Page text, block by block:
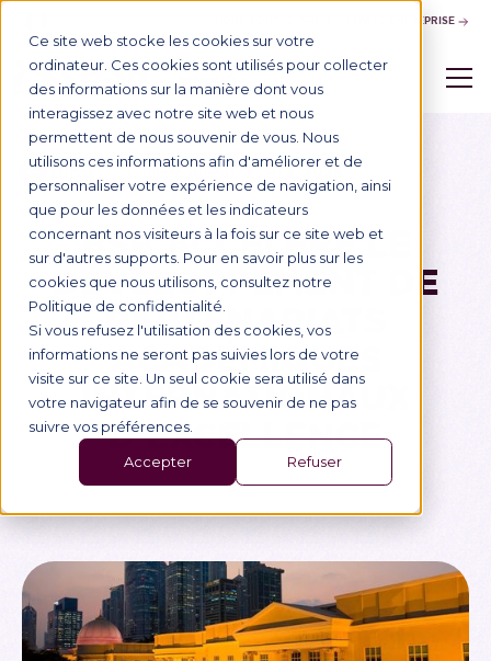
Ce site web stocke les cookies sur votre
ordinateur. Ces cookies sont utilisés pour collecter
des informations sur la manière dont vous
interagissez avec notre site web et nous
permettent de nous souvenir de vous. Nous
utilisons ces informations afin d'améliorer et de
personnaliser votre expérience de navigation, ainsi
que pour les données et les indicateurs
concernant nos visiteurs à la fois sur ce site web et
sur d'autres supports. Pour en savoir plus sur les
cookies que nous utilisons, consultez notre
Politique de confidentialité.
Si vous refusez l'utilisation des cookies, vos
informations ne seront pas suivies lors de votre
visite sur ce site. Un seul cookie sera utilisé dans
votre navigateur afin de se souvenir de ne pas
suivre vos préférences.
Accepter Refuser
ESPACE ENTREPRISE
Blog International 4/2/2026
BSB ACCÉLÈRE LE
DÉVELOPPEMENT DE
PARTENARIATS
ACADÉMIQUES
INTERNATIONAUX
D’EXCELLENCE